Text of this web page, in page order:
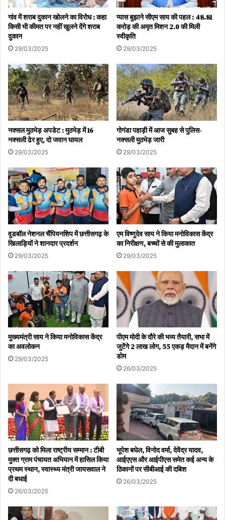
गांव में शराब दुकान खोलने का विरोध : कहा
किसी भी कीमत पर नहीं खुलने देंगे शराब
दुकान
29/03/2025
प्यास बुझाने सीएम साय की पहल : 48.81
करोड़ की अमृत मिशन 2.0 की मिली
स्वीकृति
29/03/2025
नक्सल मुठभेड़ अपडेट : मुठभेड़ में 16
नक्सली ढेर हुए, दो जवान घायल
29/03/2025
गोगंडा पहाड़ी में आज सुबह से पुलिस-
नक्सली मुठभेड़ जारी
29/03/2025
वुडबॉल नेशनल चैंपियनशिप में छत्तीसगढ़ के
खिलाड़ियों ने शानदार प्रदर्शन
29/03/2025
एम विष्णुदेव साय ने किया मनोविकास केंद्र
का निरीक्षण, बच्चों से की मुलाकात
29/03/2025
मुख्यमंत्री साय ने किया मनोविकास केंद्र
का अवलोकन
29/03/2025
पीएम मोदी के दौरे की भव्य तैयारी, सभा में
जुटेंगे 2 लाख लोग, 55 एकड़ मैदान में बनेंगे
डोम
26/03/2025
छत्तीसगढ़ को मिला राष्ट्रीय सम्मान : टीबी
मुक्त ग्राम पंचायत अभियान में हासिल किया
प्रथम स्थान, स्वास्थ्य मंत्री जायसवाल ने
दी बधाई
26/03/2025
भूपेश बघेल, विनोद वर्मा, देवेंद्र यादव,
आईएएस और आईपीएस समेत कई अन्य के
ठिकानों पर सीबीआई की दबिश
26/03/2025